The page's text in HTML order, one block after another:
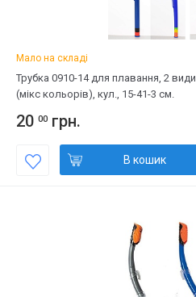
Мало на складі
Трубка 0910-14 для плавання, 2 види
(мікс кольорів), кул., 15-41-3 см.
20 00 грн.
В кошик